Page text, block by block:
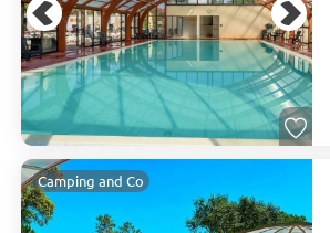
Camping and Co